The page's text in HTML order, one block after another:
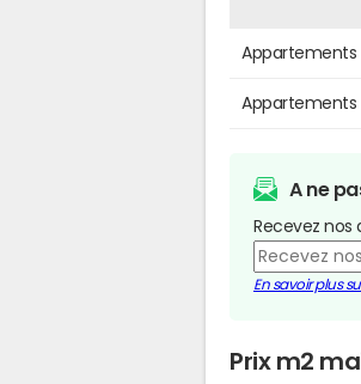
Appartements
Appartements
A ne
Recevez
En savoir plus
Prix m2